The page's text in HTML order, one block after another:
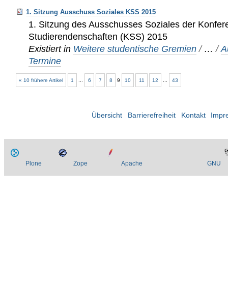
1. Sitzung Ausschuss Soziales KSS 2015
1. Sitzung des Ausschusses Soziales der
Studierendenschaften (KSS) 2015
Existiert in Weitere studentische Gremien / …/
Termine
« 10 frühere Artikel 1 6 7 8 9 10 11 12 43
Übersicht Barrierefreiheit Kontakt
Plone Zope Apache GNU